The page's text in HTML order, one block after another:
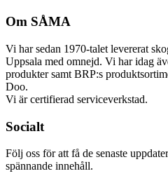
Om SÅMA
Vi har sedan 1970-talet levererat
Uppsala med omnejd. Vi har idag
produkter samt BRP:s
Doo.
Vi är certifierad serviceverkstad.
Socialt
Följ oss för att få de senaste
spännande innehåll.